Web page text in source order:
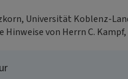
Universität Koblenz-
Hinweise von Herrn C. Kampf,